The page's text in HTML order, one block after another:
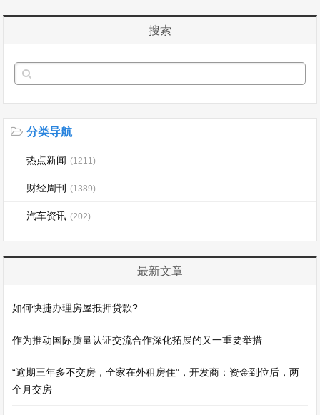
搜索
分类导航
热点新闻 (1211)
财经周刊 (1389)
汽车资讯 (202)
最新文章
如何快捷办理房屋抵押贷款?
作为推动国际质量认证交流合作深化拓展的又一重要举措
“逾期三年多不交房，全家在外租房住”，开发商：资金到位后，两
个月交房